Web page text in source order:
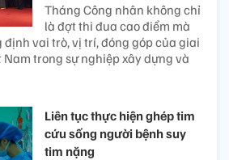
Tháng Công nhân không chỉ
là đợt thi đua cao điểm mà
vai trò, vị trí, đóng góp của giai
trong sự nghiệp xây dựng và
Liên tục thực hiện ghép tim
cứu sống người bệnh suy
tim nặng​